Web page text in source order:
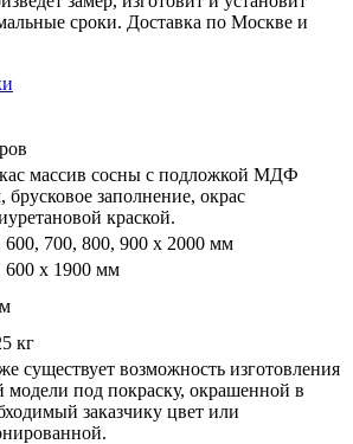
сроки. Доставка по Москве и
массив сосны с подложкой МДФ
брусковое заполнение, окрас
краской.
600, 700, 800, 900 x 2000 мм
600 х 1900 мм
кг
существует возможность изготовления
модели под покраску, окрашенной в
заказчику цвет или